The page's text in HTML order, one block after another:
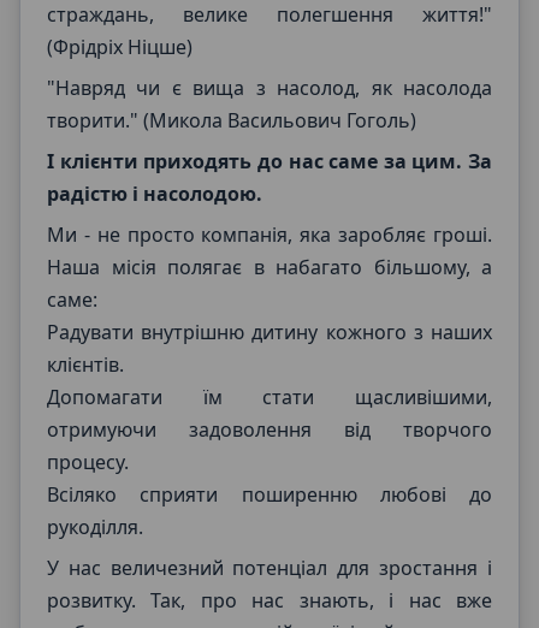
страждань, велике полегшення життя!"
(Фрідріх Ніцше)
"Навряд чи є вища з насолод, як насолода
творити." (Микола Васильович Гоголь)
І клієнти приходять до нас саме за цим. За
радістю і насолодою.
Ми - не просто компанія, яка заробляє гроші.
Наша місія полягає в набагато більшому, а
саме:
Радувати внутрішню дитину кожного з наших
клієнтів.
Допомагати їм стати щасливішими,
отримуючи задоволення від творчого
процесу.
Всіляко сприяти поширенню любові до
рукоділля.
У нас величезний потенціал для зростання і
розвитку. Так, про нас знають, і нас вже